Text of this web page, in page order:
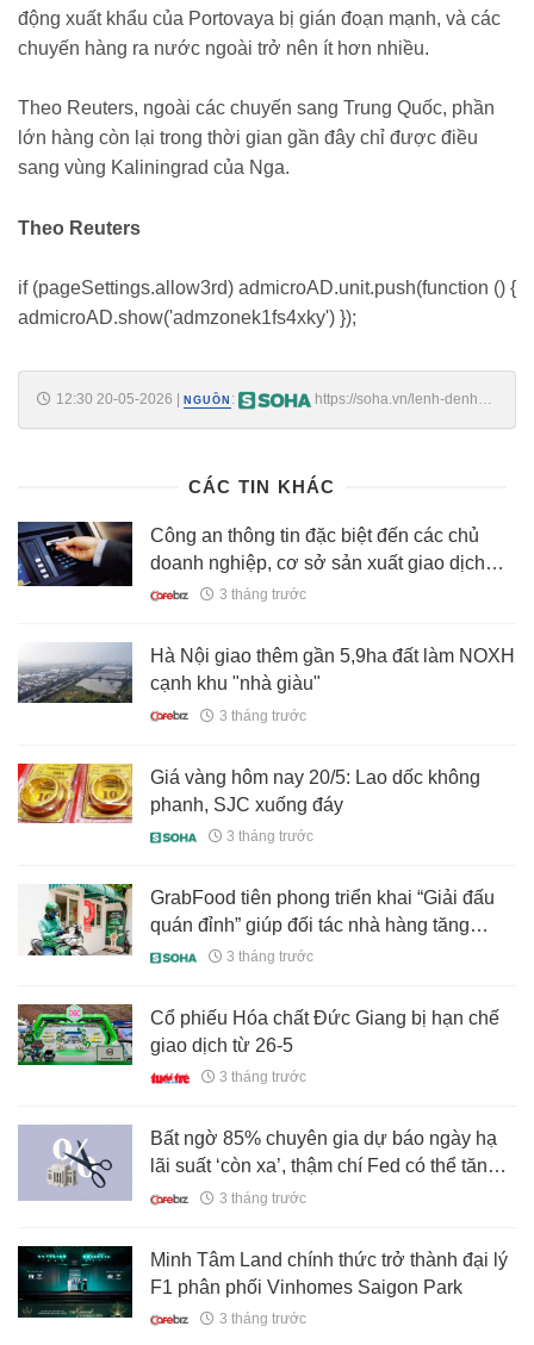
động xuất khẩu của Portovaya bị gián đoạn mạnh, và các
chuyến hàng ra nước ngoài trở nên ít hơn nhiều.
Theo Reuters, ngoài các chuyến sang Trung Quốc, phần
lớn hàng còn lại trong thời gian gần đây chỉ được điều
sang vùng Kaliningrad của Nga.
Theo Reuters
if (pageSettings.allow3rd) admicroAD.unit.push(function () {
admicroAD.show('admzonek1fs4xky') });
12:30 20-05-2026 NGUỒN :
https://soha.vn/lenh-denh-
CÁC TIN KHÁC
Công an thông tin đặc biệt đến các chủ
doanh nghiệp, cơ sở sản xuất giao dịch
chuyển khoản có nội dung này
3 tháng trước
Hà Nội giao thêm gần 5,9ha đất làm NOXH
cạnh khu "nhà giàu"
3 tháng trước
Giá vàng hôm nay 20/5: Lao dốc không
phanh, SJC xuống đáy
3 tháng trước
GrabFood tiên phong triển khai “Giải đấu
quán đỉnh” giúp đối tác nhà hàng tăng
doanh thu3 tháng trước
Cổ phiếu Hóa chất Đức Giang bị hạn chế
giao dịch từ 26-5
3 tháng trước
Bất ngờ 85% chuyên gia dự báo ngày hạ
lãi suất ‘còn xa’, thậm chí Fed có thể tăng
lãi suất khi lạm phát cao vượt mục tiêu
3 tháng trước
Minh Tâm Land chính thức trở thành đại lý
F1 phân phối Vinhomes Saigon Park
3 tháng trước